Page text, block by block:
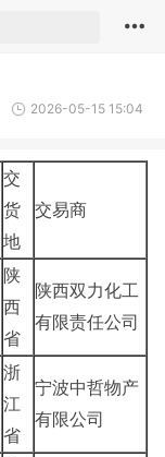
2026-05-15 15:04
交
货
地
交易商
陕
西
省
陕西双力化工
有限责任公司
浙
江
省
宁波中哲物产
有限公司